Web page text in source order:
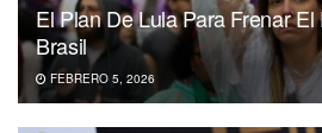
El Plan De Lula Para Frenar
Brasil
FEBRERO 5, 2026